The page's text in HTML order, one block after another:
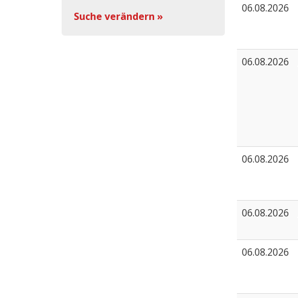
Suche verändern »
06.08.2026
06.08.2026
06.08.2026
06.08.2026
06.08.2026